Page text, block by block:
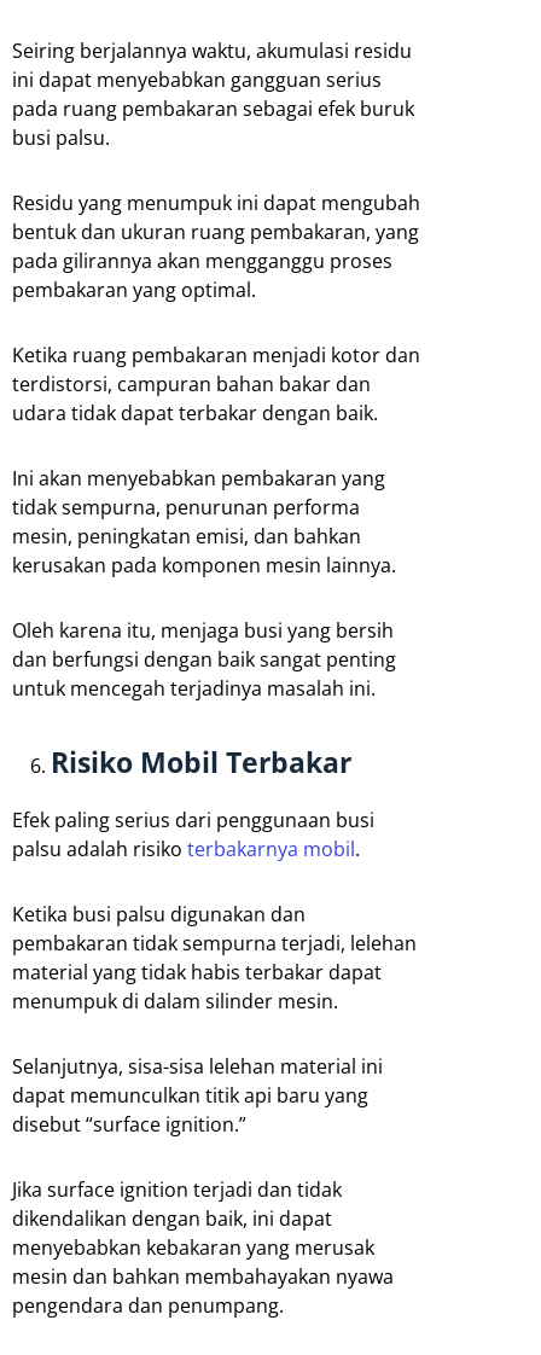
Seiring berjalannya waktu, akumulasi residu
ini dapat menyebabkan gangguan serius
pada ruang pembakaran sebagai efek buruk
busi palsu.
Residu yang menumpuk ini dapat mengubah
bentuk dan ukuran ruang pembakaran, yang
pada gilirannya akan mengganggu proses
pembakaran yang optimal.
Ketika ruang pembakaran menjadi kotor dan
terdistorsi, campuran bahan bakar dan
udara tidak dapat terbakar dengan baik.
Ini akan menyebabkan pembakaran yang
tidak sempurna, penurunan performa
mesin, peningkatan emisi, dan bahkan
kerusakan pada komponen mesin lainnya.
Oleh karena itu, menjaga busi yang bersih
dan berfungsi dengan baik sangat penting
untuk mencegah terjadinya masalah ini.
Risiko Mobil Terbakar
Efek paling serius dari penggunaan busi
palsu adalah risiko terbakarnya mobil.
Ketika busi palsu digunakan dan
pembakaran tidak sempurna terjadi, lelehan
material yang tidak habis terbakar dapat
menumpuk di dalam silinder mesin.
Selanjutnya, sisa-sisa lelehan material ini
dapat memunculkan titik api baru yang
disebut “surface ignition.”
Jika surface ignition terjadi dan tidak
dikendalikan dengan baik, ini dapat
menyebabkan kebakaran yang merusak
mesin dan bahkan membahayakan nyawa
pengendara dan penumpang.